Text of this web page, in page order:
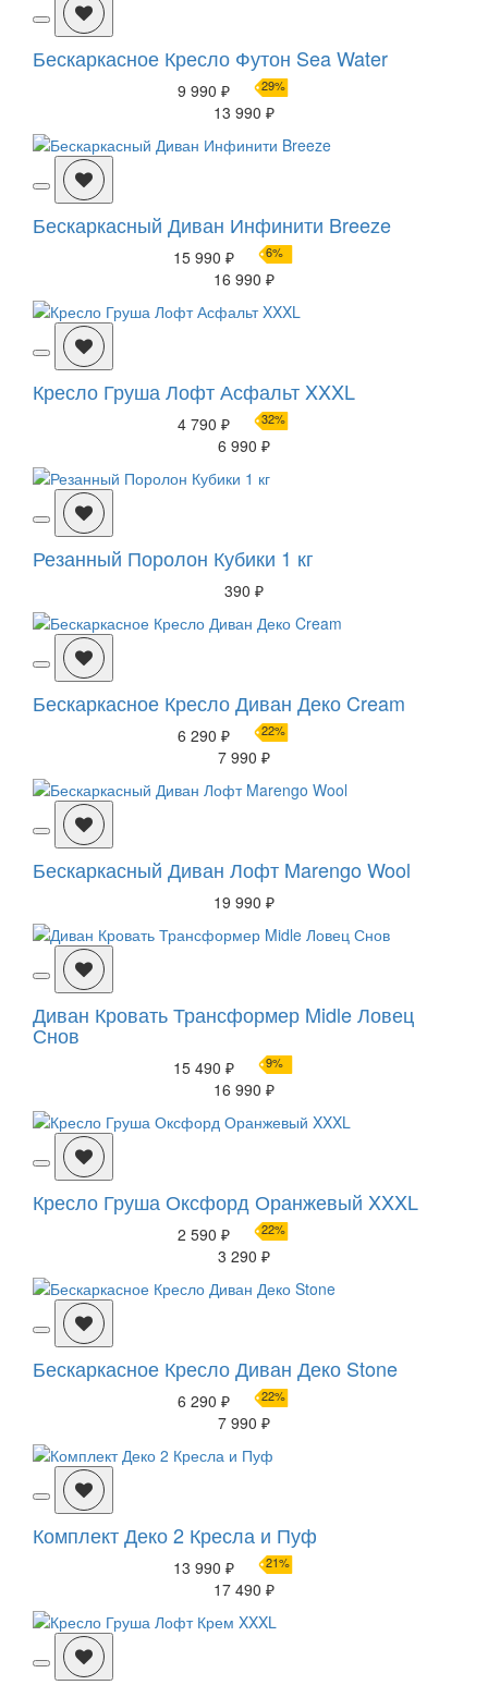
Бескаркасное Кресло Футон Sea Water
9 990 ₽ 29%
13 990 ₽
Бескаркасный Диван Инфинити Breeze
15 990 ₽ 6%
16 990 ₽
Кресло Груша Лофт Асфальт XXXL
4 790 ₽ 32%
6 990 ₽
Резанный Поролон Кубики 1 кг
390 ₽
Бескаркасное Кресло Диван Деко Cream
6 290 ₽ 22%
7 990 ₽
Бескаркасный Диван Лофт Marengo Wool
19 990 ₽
Диван Кровать Трансформер Midle Ловец
Снов
15 490 ₽ 9%
16 990 ₽
Кресло Груша Оксфорд Оранжевый XXXL
2 590 ₽ 22%
3 290 ₽
Бескаркасное Кресло Диван Деко Stone
6 290 ₽ 22%
7 990 ₽
Комплект Деко 2 Кресла и Пуф
13 990 ₽ 21%
17 490 ₽